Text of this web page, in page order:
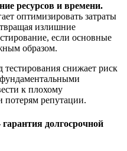
ресурсов и времени.
оптимизировать затраты
излишние
если основные
образом.
тестирования снижает риск
к плохому
потерям репутации.
долгосрочной